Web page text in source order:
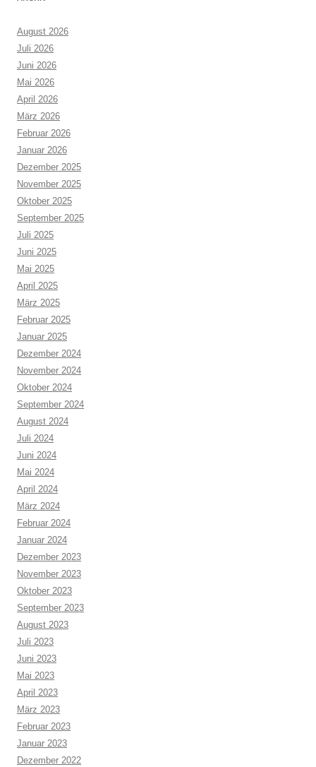
August 2026
Juli 2026
Juni 2026
Mai 2026
April 2026
März 2026
Februar 2026
Januar 2026
Dezember 2025
November 2025
Oktober 2025
September 2025
Juli 2025
Juni 2025
Mai 2025
April 2025
März 2025
Februar 2025
Januar 2025
Dezember 2024
November 2024
Oktober 2024
September 2024
August 2024
Juli 2024
Juni 2024
Mai 2024
April 2024
März 2024
Februar 2024
Januar 2024
Dezember 2023
November 2023
Oktober 2023
September 2023
August 2023
Juli 2023
Juni 2023
Mai 2023
April 2023
März 2023
Februar 2023
Januar 2023
Dezember 2022